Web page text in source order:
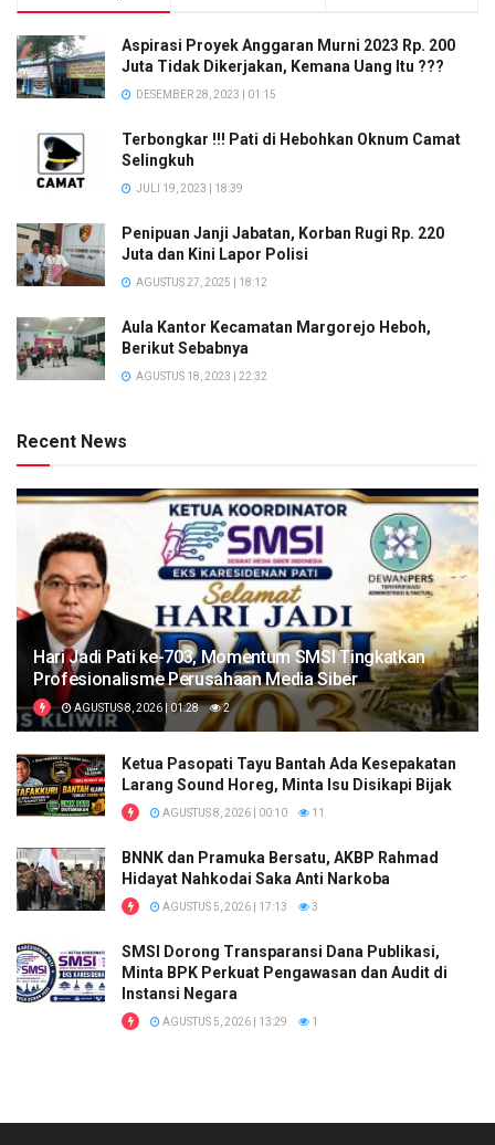
Aspirasi Proyek Anggaran Murni 2023 Rp. 200
Juta Tidak Dikerjakan, Kemana Uang Itu ???
DESEMBER 28, 2023 | 01:15
Terbongkar !!! Pati di Hebohkan Oknum Camat
Selingkuh
JULI 19, 2023 | 18:39
Penipuan Janji Jabatan, Korban Rugi Rp. 220
Juta dan Kini Lapor Polisi
AGUSTUS 27, 2025 | 18:12
Aula Kantor Kecamatan Margorejo Heboh,
Berikut Sebabnya
AGUSTUS 18, 2023 | 22:32
Recent News
Hari Jadi Pati ke-703, Momentum SMSI Tingkatkan
Profesionalisme Perusahaan Media Siber
AGUSTUS 8, 2026 | 01:28 2
Ketua Pasopati Tayu Bantah Ada Kesepakatan
Larang Sound Horeg, Minta Isu Disikapi Bijak
AGUSTUS 8, 2026 | 00:10 11
BNNK dan Pramuka Bersatu, AKBP Rahmad
Hidayat Nahkodai Saka Anti Narkoba
AGUSTUS 5, 2026 | 17:13 3
SMSI Dorong Transparansi Dana Publikasi,
Minta BPK Perkuat Pengawasan dan Audit di
Instansi Negara
AGUSTUS 5, 2026 | 13:29 1